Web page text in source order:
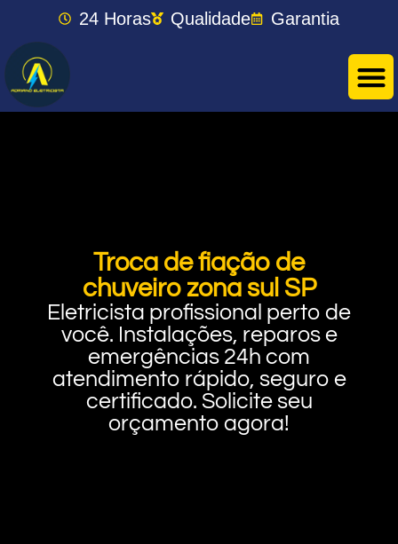
24 Horas Qualidade Garantia
Troca de fiação de
chuveiro zona sul SP
Eletricista profissional perto de
você. Instalações, reparos e
emergências 24h com
atendimento rápido, seguro e
certificado. Solicite seu
orçamento agora!